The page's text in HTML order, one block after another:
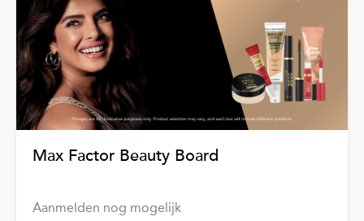
Max Factor Beauty Board
Aanmelden nog mogelijk